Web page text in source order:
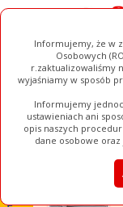
Informujemy, że w
Osobowych
r.zaktualizowaliśmy
wyjaśniamy w sposób
Informujemy
ustawieniach ani
opis naszych
dane osobowe
Ogłoszenia Filmy